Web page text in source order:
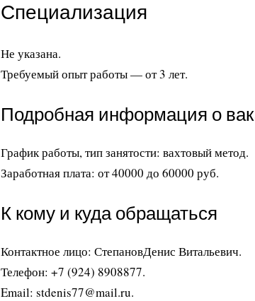
Специализация
Не указана.
Требуемый опыт работы — от 3 лет.
Подробная информация о
График работы, тип занятости: вахтовый метод.
Заработная плата: от 40000 до 60000 руб.
К кому и куда обращаться
Контактное лицо: СтепановДенис Витальевич.
Телефон: +7 (924) 8908877.
Email: stdenis77@mail.ru.